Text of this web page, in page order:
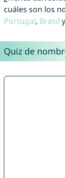
cuáles son los
Portugal, Brasil y
Quiz de